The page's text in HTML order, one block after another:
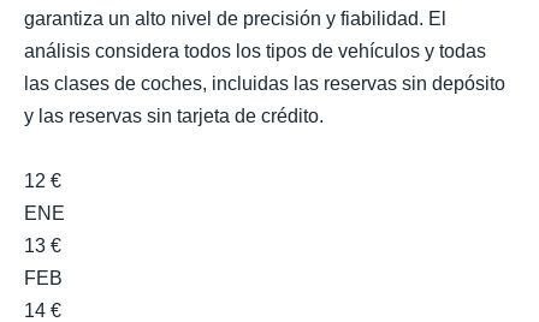
garantiza un alto nivel de precisión y fiabilidad. El
análisis considera todos los tipos de vehículos y todas
las clases de coches, incluidas las reservas sin depósito
y las reservas sin tarjeta de crédito.
12 €
ENE
13 €
FEB
14 €